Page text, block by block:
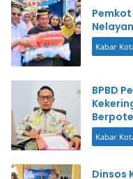
Kabar
BPBD
Kabar
Dinsos